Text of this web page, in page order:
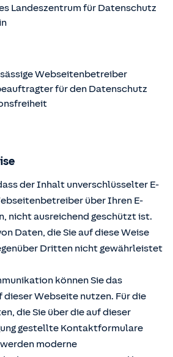
Landeszentrum für Datenschutz
Webseitenbetreiber
für den Datenschutz
der Inhalt unverschlüsselter E-
über Ihren E-
nicht ausreichend geschützt ist.
Daten, die Sie auf diese Weise
Dritten nicht gewährleistet
können Sie das
Webseite nutzen. Für die
die Sie über die auf dieser
gestellte Kontaktformulare
moderne